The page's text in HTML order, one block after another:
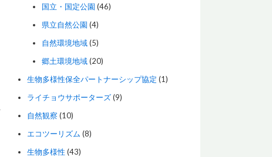
国立・国定公園 (46)
県立自然公園 (4)
自然環境地域(5)
郷土環境地域(20)
生物多様性保全パートナーシップ協定 (1)
ライチョウサポーターズ(9)
自然観察 (10)
エコツーリズム (8)
生物多様性 (43)